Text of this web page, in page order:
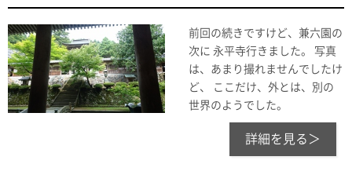
前回の続きですけど、兼六園の
次に 永平寺行きました。 写真
は、あまり撮れませんでしたけ
ど、 ここだけ、外とは、別の
世界のようでした。
詳細を見る＞